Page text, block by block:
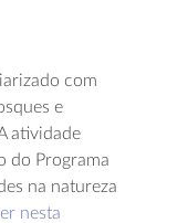
com
e
atividade
do Programa
na natureza
nesta